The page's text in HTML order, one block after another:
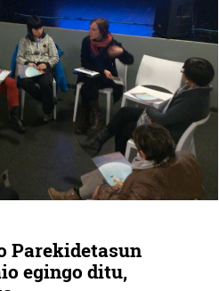
Parekidetasun
egingo ditu,